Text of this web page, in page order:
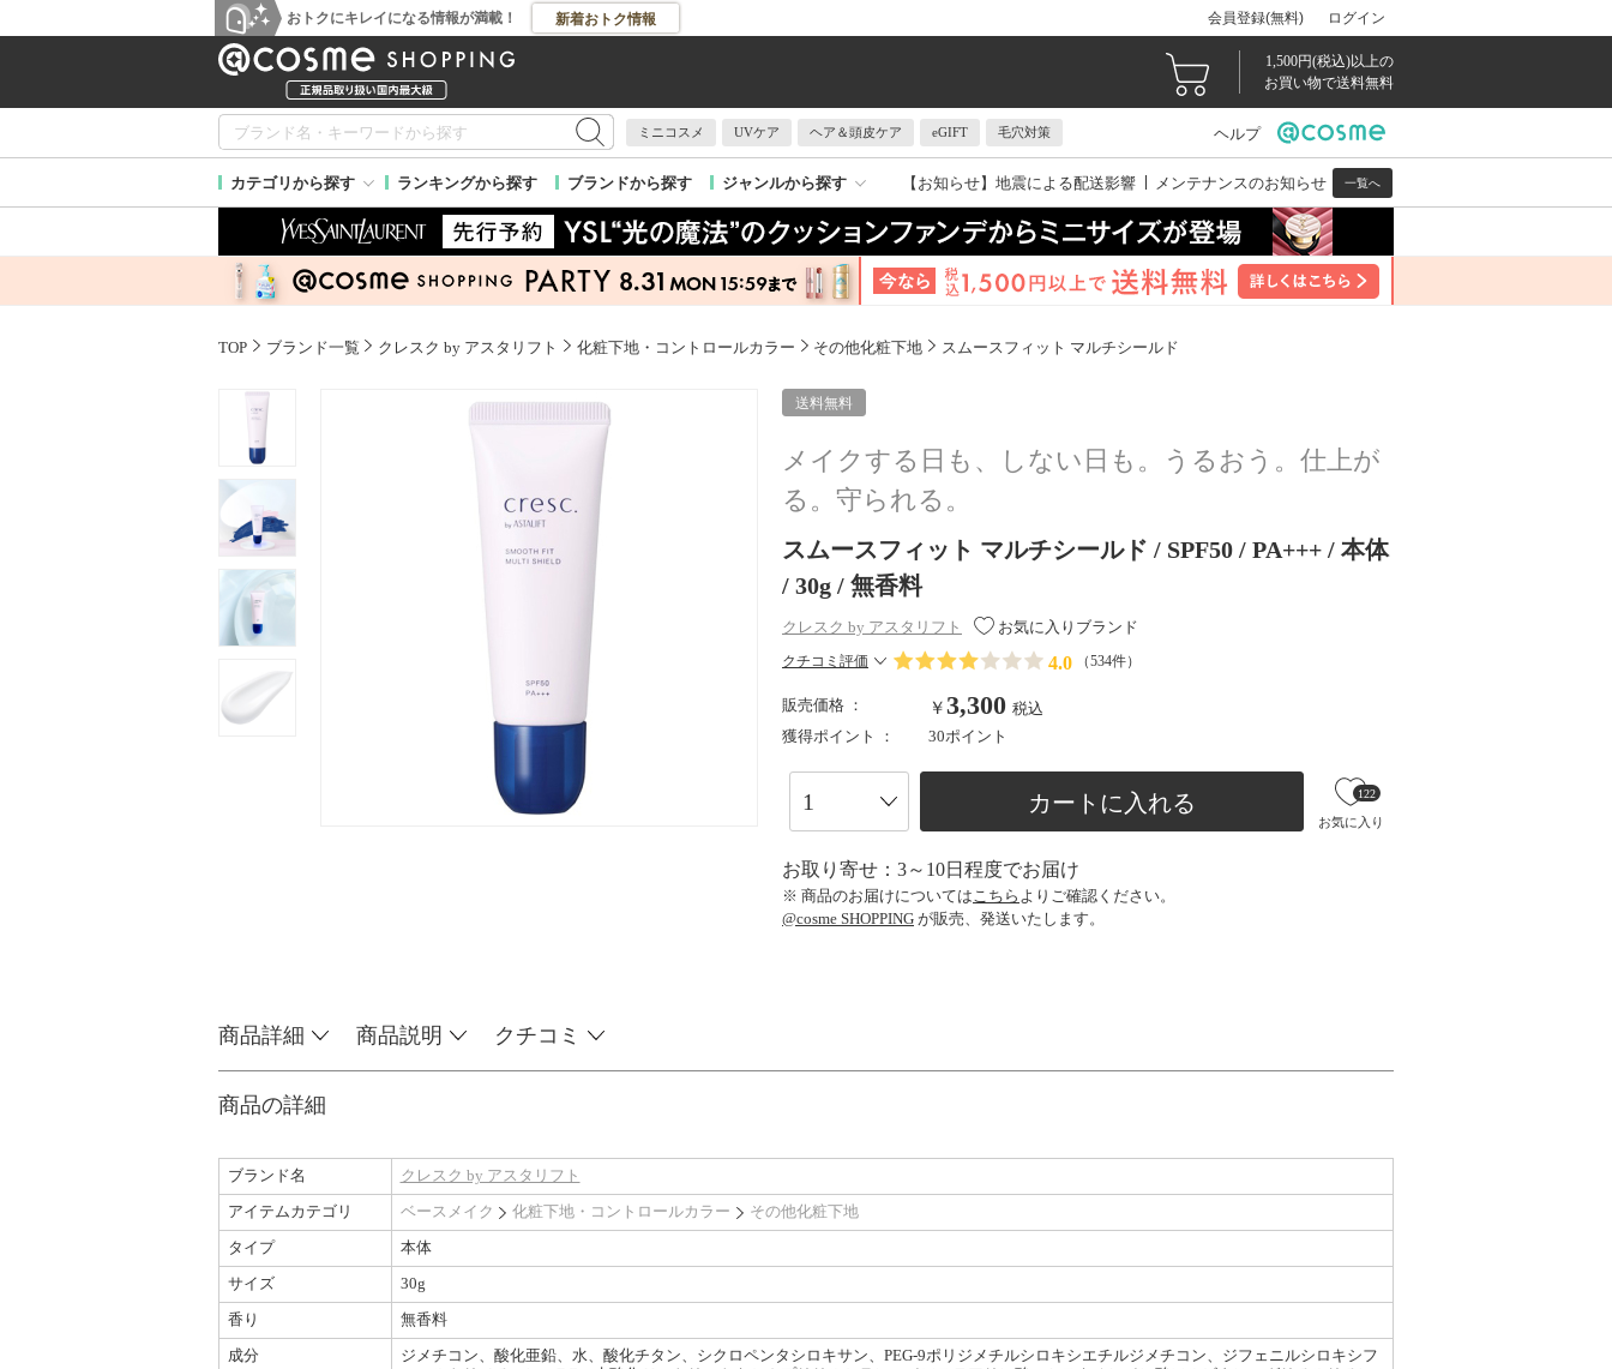
おトクにキレイになる情報が満載！ 新着おトク情報 会員登録(無料) ログイン
1,500円(税込)以上の
お買い物で送料無料
ミニコスメ UVケア ヘア＆頭皮ケア eGIFT 毛穴対策 ヘルプ
カテゴリから探す ランキングから探す ブランドから探す ジャンルから探す 【お知らせ】 地震による配送影響 メンテナンスのお知らせ 一覧へ
TOP ブランド一覧 クレスク by アスタリフト 化粧下地・コントロールカラー その他化粧下地 スムースフィット マルチシールド
送料無料
メイクする日も、しない日も。うるおう。仕上が
る。守られる。
スムースフィット マルチシールド / SPF50 / PA+++ / 本体
/ 30g / 無香料
クレスク by アスタリフト お気に入りブランド
クチコミ評価 4.0 （534件）
販売価格 ： ￥3,300 税込
獲得ポイント ：
30ポイント
カートに入れる
お気に入り
122
お取り寄せ：3～10日程度でお届け
※ 商品のお届けについては こちら よりご確認ください。
@cosme SHOPPING が販売、発送いたします。
商品詳細 商品説明 クチコミ
商品の詳細
ブランド名
クレスク by アスタリフト
アイテムカテゴリ
ベースメイク 化粧下地・コントロールカラー
その他化粧下地
タイプ
本体
サイズ
30g
香り
無香料
成分
ジメチコン、酸化亜鉛、水、酸化チタン、シクロペンタシロキサン、PEG-9ポリジメチルシロキシエチルジメチコン、ジフェニルシロキシフ